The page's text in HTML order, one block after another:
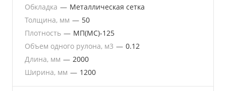
поверхности. Утеплитель не провисает и не
отстает от изолируемой поверхности.
Обкладка — Металлическая сетка
Толщина, мм — 50
Плотность — МП(МС)-125
Объем одного рулона, м3 — 0.12
Длина, мм — 2000
Ширина, мм — 1200